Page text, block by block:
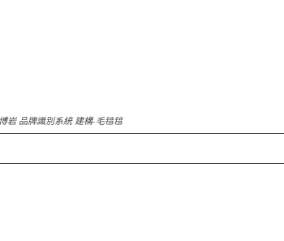
岩 品牌識別系統 建構-毛毰毰